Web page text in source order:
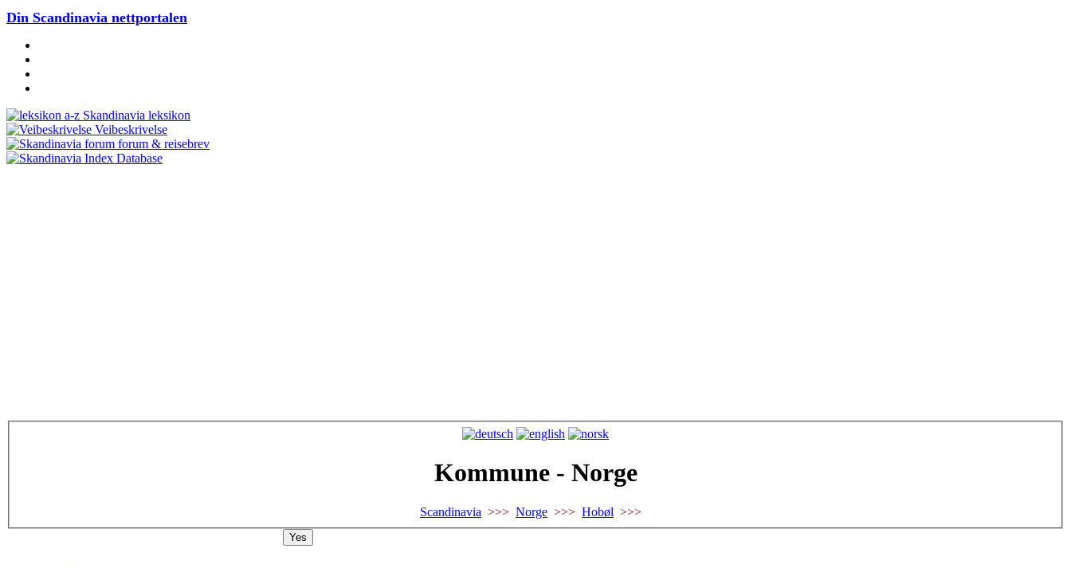
Din Scandinavia nettportalen
Skandinavia leksikon
Veibeskrivelse
forum & reisebrev
Database
Kommune - Norge
Scandinavia >>> Norge >>> Hobøl
Yes